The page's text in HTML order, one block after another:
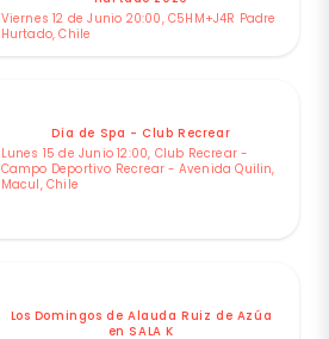
Viernes 12 de Junio 20:00, C5HM+J4R Padre
Hurtado, Chile
Dia de Spa - Club Recrear
Lunes 15 de Junio 12:00, Club Recrear -
Campo Deportivo Recrear - Avenida Quilin,
Macul, Chile
Los Domingos de Alauda Ruiz de Azúa
en SALA K